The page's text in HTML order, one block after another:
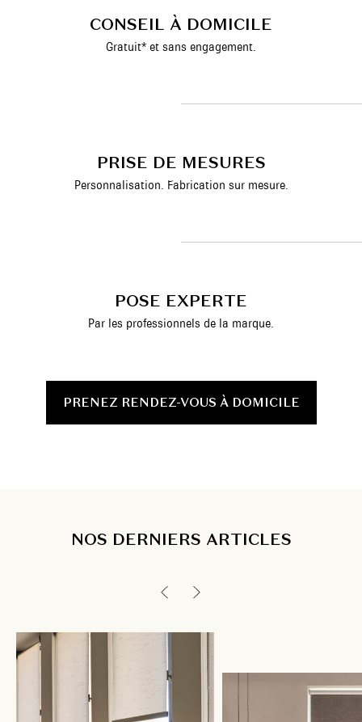
CONSEIL À DOMICILE
Gratuit* et sans engagement.
PRISE DE MESURES
Personnalisation. Fabrication sur mesure.
POSE EXPERTE
Par les professionnels de la marque.
PRENEZ RENDEZ-VOUS À DOMICILE
NOS DERNIERS ARTICLES